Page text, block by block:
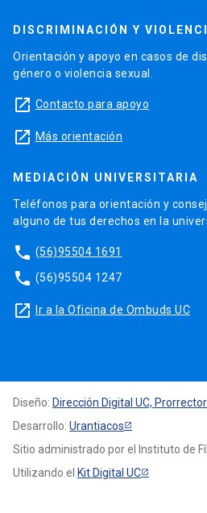
DISCRIMINACIÓN Y
Orientación y apoyo en casos de
género o violencia sexual.
launch Contacto para apoyo
launch Más orientación
MEDIACIÓN UNIVERSITARIA
Teléfonos para orientación y
alguno de tus derechos en la
phone (56)95504 1691
phone (56)95504 1247
launch Ir a la Oficina de Ombuds UC
Diseño: Dirección Digital UC,
Desarrollo: Urantiacos
Sitio administrado por el Instituto de
Utilizando el Kit Digital UC